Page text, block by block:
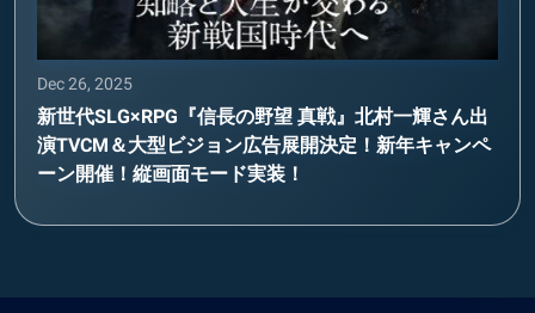
Dec 26, 2025
新世代SLG×RPG『信長の野望 真戦』北村一輝さん出
演TVCM＆大型ビジョン広告展開決定！新年キャンペ
ーン開催！縦画面モード実装！